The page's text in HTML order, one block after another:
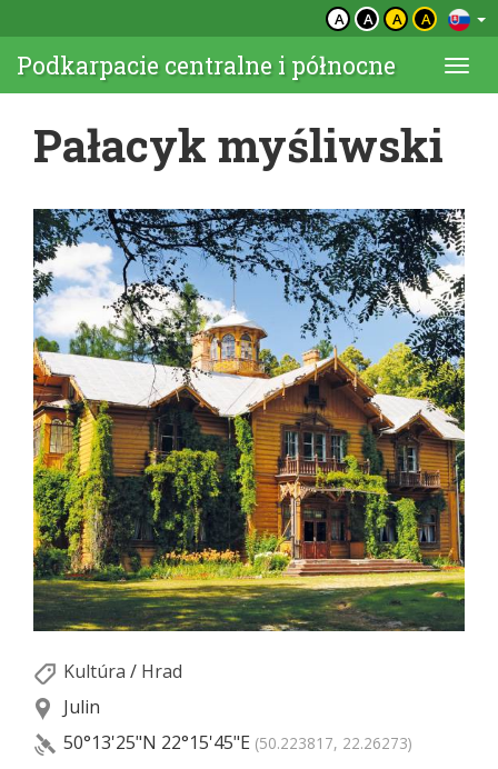
A A A A
Podkarpacie centralne i północne
Pałacyk myśliwski
Kultúra / Hrad
Julin
50°13'25"N 22°15'45"E (50.223817, 22.26273)